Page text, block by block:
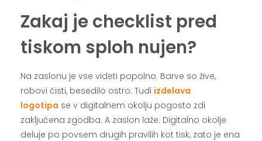
Zakaj je checklist pred
tiskom sploh nujen?
Na zaslonu je vse videti popolno. Barve so žive,
robovi čisti, besedilo ostro. Tudi izdelava
logotipa se v digitalnem okolju pogosto zdi
zaključena zgodba. A zaslon laže. Digitalno okolje
deluje po povsem drugih pravilih kot tisk, zato je ena